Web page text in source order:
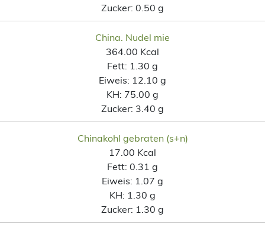
Zucker: 0.50 g
China. Nudel mie
364.00 Kcal
Fett: 1.30 g
Eiweis: 12.10 g
KH: 75.00 g
Zucker: 3.40 g
Chinakohl gebraten (s+n)
17.00 Kcal
Fett: 0.31 g
Eiweis: 1.07 g
KH: 1.30 g
Zucker: 1.30 g